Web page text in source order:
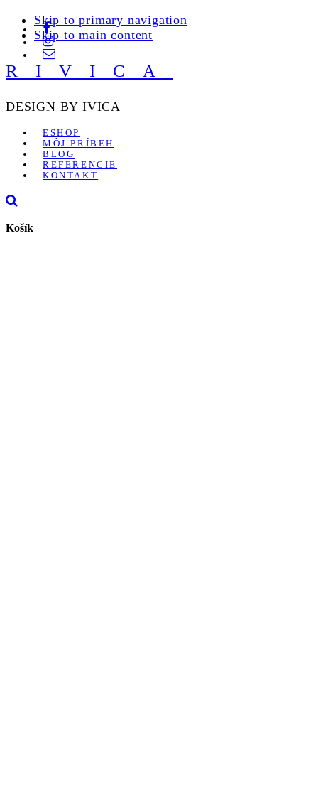
Skip to primary navigation
Skip to main content
RIVICA
DESIGN BY IVICA
ESHOP
MÔJ PRÍBEH
BLOG
REFERENCIE
KONTAKT
Košík